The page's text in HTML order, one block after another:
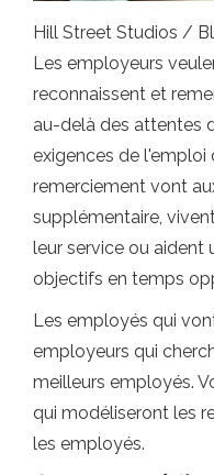
Hill Street Studios /
Les employeurs
reconnaissent et
au-delà des attentes
exigences de l'emploi
remerciement vont
supplémentaire,
leur service ou aident
objectifs en temps
Les employés qui
employeurs qui
meilleurs employés.
qui modéliseront les
les employés.